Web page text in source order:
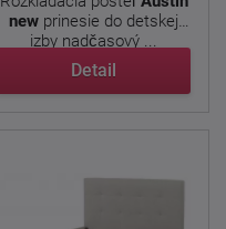
new prinesie do detskej
izby nadčasový ...
Detail